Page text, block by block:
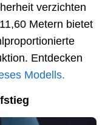
verzichten
Metern bietet
Entdecken
Modells.